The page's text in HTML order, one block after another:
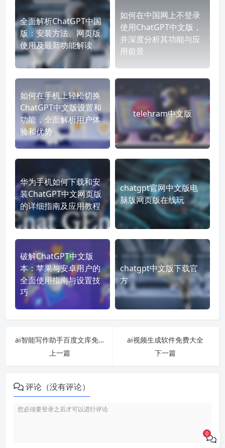
全面解析ChatGPT中国
版：安装方法、网页版
使用及最新功能解读
如何在中国网上不登录
使用ChatGPT中文版，
并深度分析其功能与应
用前景
如何在手机上轻松切换
ChatGPT中文版设置和
功能，全面解析用户体
验和优势
telehram中文版
华为手机如何下载和安
装ChatGPT中文网页版
的详细指南及应用教程
chatgpt官网中文版电
脑版网页版在线玩
破解ChatGPT中文版
本：苹果与安卓用户的
全面使用指南与设置技
巧
chatgpt中文版下载官
方
ai智能写作助手百度文库免费版在哪里下载
上一篇
ai视频生成软件免费大全
下一篇
评论（没有评论）
0